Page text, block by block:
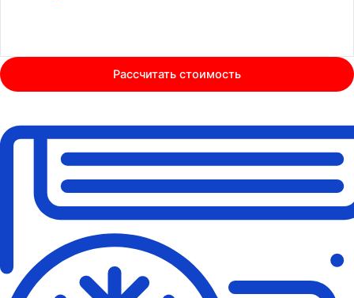
Рассчитать стоимость